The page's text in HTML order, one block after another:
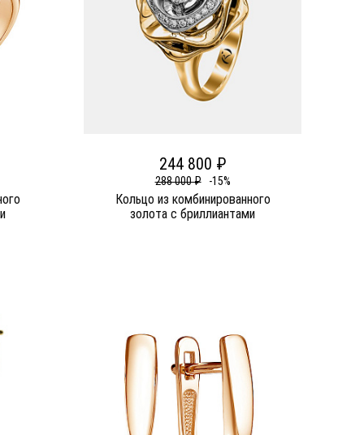
244 800 ₽
288 000 ₽ -15%
Кольцо из комбинированного
золота c бриллиантами